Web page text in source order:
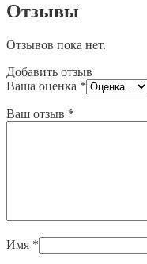
Отзывы
Отзывов пока нет.
Добавить отзыв
Ваша оценка *
Ваш отзыв *
Имя *